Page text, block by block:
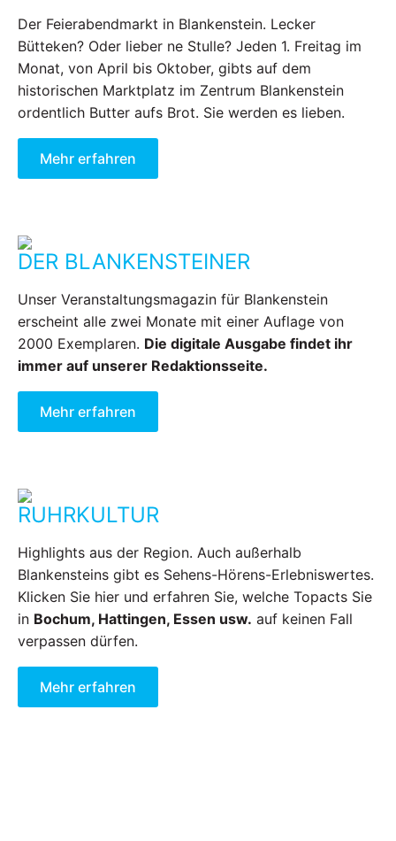
Der Feierabendmarkt in Blankenstein. Lecker
Bütteken? Oder lieber ne Stulle? Jeden 1. Freitag im
Monat, von April bis Oktober, gibts auf dem
historischen Marktplatz im Zentrum Blankenstein
ordentlich Butter aufs Brot. Sie werden es lieben.
Mehr erfahren
DER BLANKENSTEINER
Unser Veranstaltungsmagazin für Blankenstein
erscheint alle zwei Monate mit einer Auflage von
2000 Exemplaren. Die digitale Ausgabe findet ihr
immer auf unserer Redaktionsseite.
Mehr erfahren
RUHRKULTUR
Highlights aus der Region. Auch außerhalb
Blankensteins gibt es Sehens-Hörens-Erlebniswertes.
Klicken Sie hier und erfahren Sie, welche Topacts Sie
in Bochum, Hattingen, Essen usw. auf keinen Fall
verpassen dürfen.
Mehr erfahren